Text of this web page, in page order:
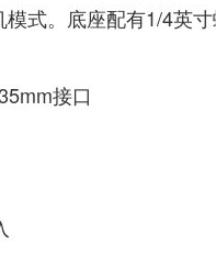
式。底座配有1/4英
接口